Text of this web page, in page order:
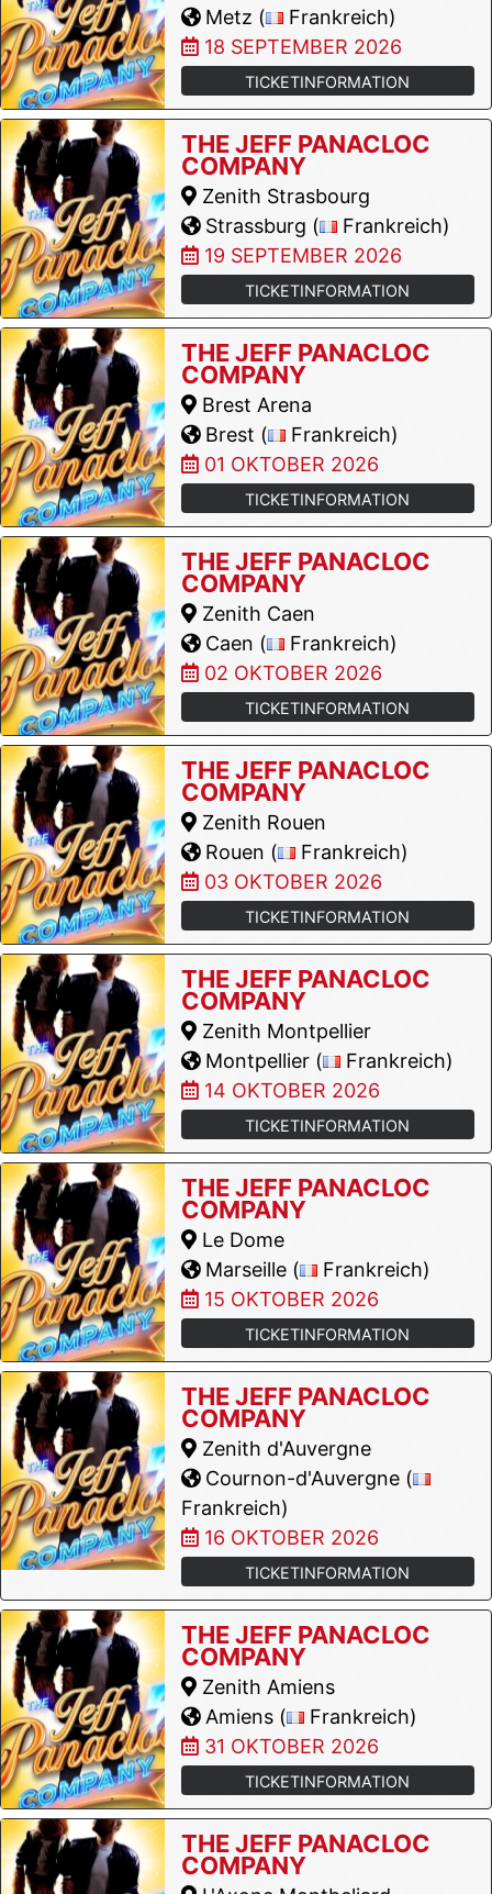
Metz (
Frankreich)
18 SEPTEMBER 2026
TICKETINFORMATION
THE JEFF PANACLOC
COMPANY
Zenith Strasbourg
Strassburg (
Frankreich)
19 SEPTEMBER 2026
TICKETINFORMATION
THE JEFF PANACLOC
COMPANY
Brest Arena
Brest (
Frankreich)
01 OKTOBER 2026
TICKETINFORMATION
THE JEFF PANACLOC
COMPANY
Zenith Caen
Caen (
Frankreich)
02 OKTOBER 2026
TICKETINFORMATION
THE JEFF PANACLOC
COMPANY
Zenith Rouen
Rouen (
Frankreich)
03 OKTOBER 2026
TICKETINFORMATION
THE JEFF PANACLOC
COMPANY
Zenith Montpellier
Montpellier (
Frankreich)
14 OKTOBER 2026
TICKETINFORMATION
THE JEFF PANACLOC
COMPANY
Le Dome
Marseille (
Frankreich)
15 OKTOBER 2026
TICKETINFORMATION
THE JEFF PANACLOC
COMPANY
Zenith d'Auvergne
Cournon-d'Auvergne (
Frankreich)
16 OKTOBER 2026
TICKETINFORMATION
THE JEFF PANACLOC
COMPANY
Zenith Amiens
Amiens (
Frankreich)
31 OKTOBER 2026
TICKETINFORMATION
THE JEFF PANACLOC
COMPANY